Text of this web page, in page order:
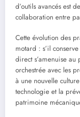
d’outils avancés est
collaboration entre
Cette évolution des
motard : s’il
direct s’amenuise
orchestrée avec les
à une nouvelle
technologie et la
patrimoine